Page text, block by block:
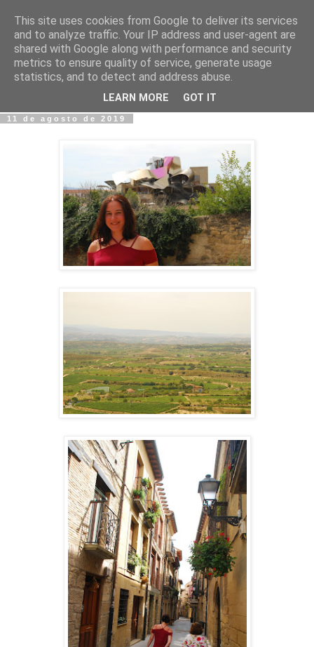
Fotos y Cosas
Miguel Sáenz de Santa María Elizalde
"Un blog es como un diario, pero sin candado".
11 de agosto de 2019
This site uses cookies from Google to deliver its services
and to analyze traffic. Your IP address and user-agent are
shared with Google along with performance and security
metrics to ensure quality of service, generate usage
statistics, and to detect and address abuse.
LEARN MORE GOT IT